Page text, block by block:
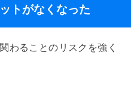
トがなくなった
わることのリスクを強く